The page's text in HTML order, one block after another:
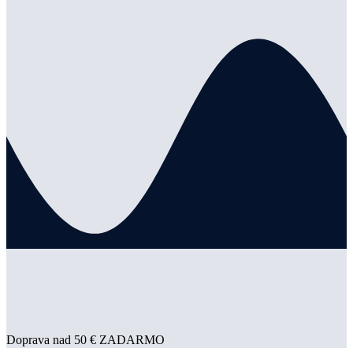
Doprava nad 50 € ZADARMO